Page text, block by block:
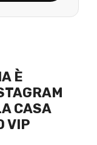
È
CASA
VIP